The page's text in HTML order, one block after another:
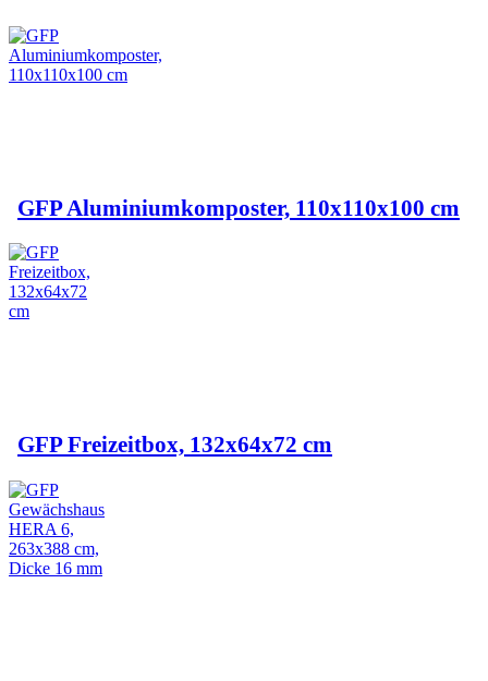
GFP Aluminiumkomposter, 110x110x100 cm
GFP Freizeitbox, 132x64x72 cm